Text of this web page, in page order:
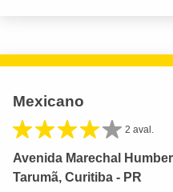
Mexicano
2 aval.
Avenida Marechal
Tarumã, Curitiba - PR